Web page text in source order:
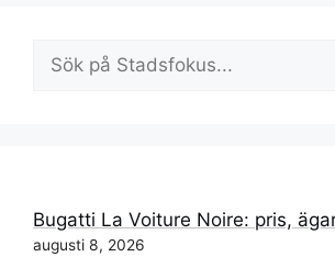
Bugatti La Voiture Noire: pris,
augusti 8, 2026